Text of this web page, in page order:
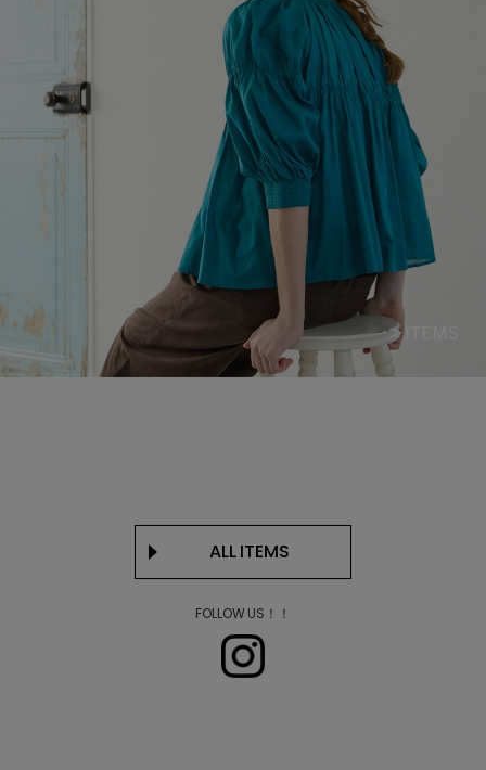
ALL ITEMS
FOLLOW US！！